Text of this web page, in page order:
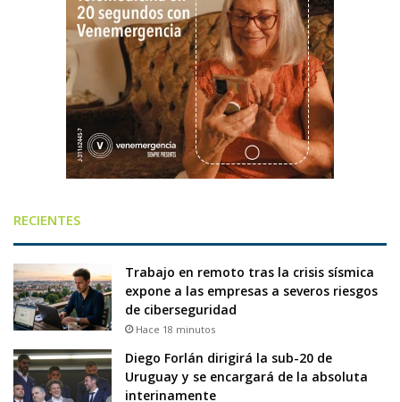
RECIENTES
Trabajo en remoto tras la crisis sísmica
expone a las empresas a severos riesgos
de ciberseguridad
Hace 18 minutos
Diego Forlán dirigirá la sub-20 de
Uruguay y se encargará de la absoluta
interinamente